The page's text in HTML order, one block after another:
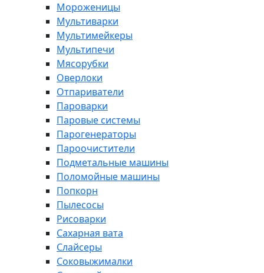
Мороженицы
Мультиварки
Мультимейкеры
Мультипечи
Мясорубки
Оверлоки
Отпариватели
Пароварки
Паровые системы
Парогенераторы
Пароочистители
Подметальные машины
Поломойные машины
Попкорн
Пылесосы
Рисоварки
Сахарная вата
Слайсеры
Соковыжималки